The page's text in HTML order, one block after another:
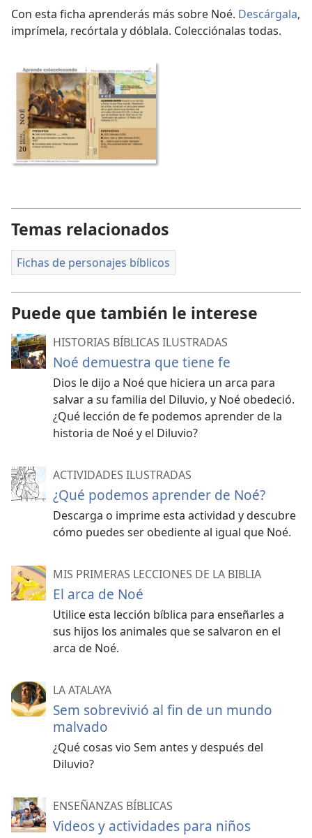
Con esta ficha aprenderás más sobre Noé. Descárgala,
imprímela, recórtala y dóblala. Colecciónalas todas.
Temas relacionados
Fichas de personajes bíblicos
Puede que también le interese
HISTORIAS BÍBLICAS ILUSTRADAS
Noé demuestra que tiene fe
Dios le dijo a Noé que hiciera un arca para
salvar a su familia del Diluvio, y Noé obedeció.
¿Qué lección de fe podemos aprender de la
historia de Noé y el Diluvio?
ACTIVIDADES ILUSTRADAS
¿Qué podemos aprender de Noé?
Descarga o imprime esta actividad y descubre
cómo puedes ser obediente al igual que Noé.
MIS PRIMERAS LECCIONES DE LA BIBLIA
El arca de Noé
Utilice esta lección bíblica para enseñarles a
sus hijos los animales que se salvaron en el
arca de Noé.
LA ATALAYA
Sem sobrevivió al fin de un mundo
malvado
¿Qué cosas vio Sem antes y después del
Diluvio?
ENSEÑANZAS BÍBLICAS
Videos y actividades para niños